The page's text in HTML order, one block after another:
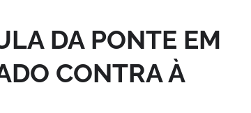
DA PONTE EM
CONTRA À